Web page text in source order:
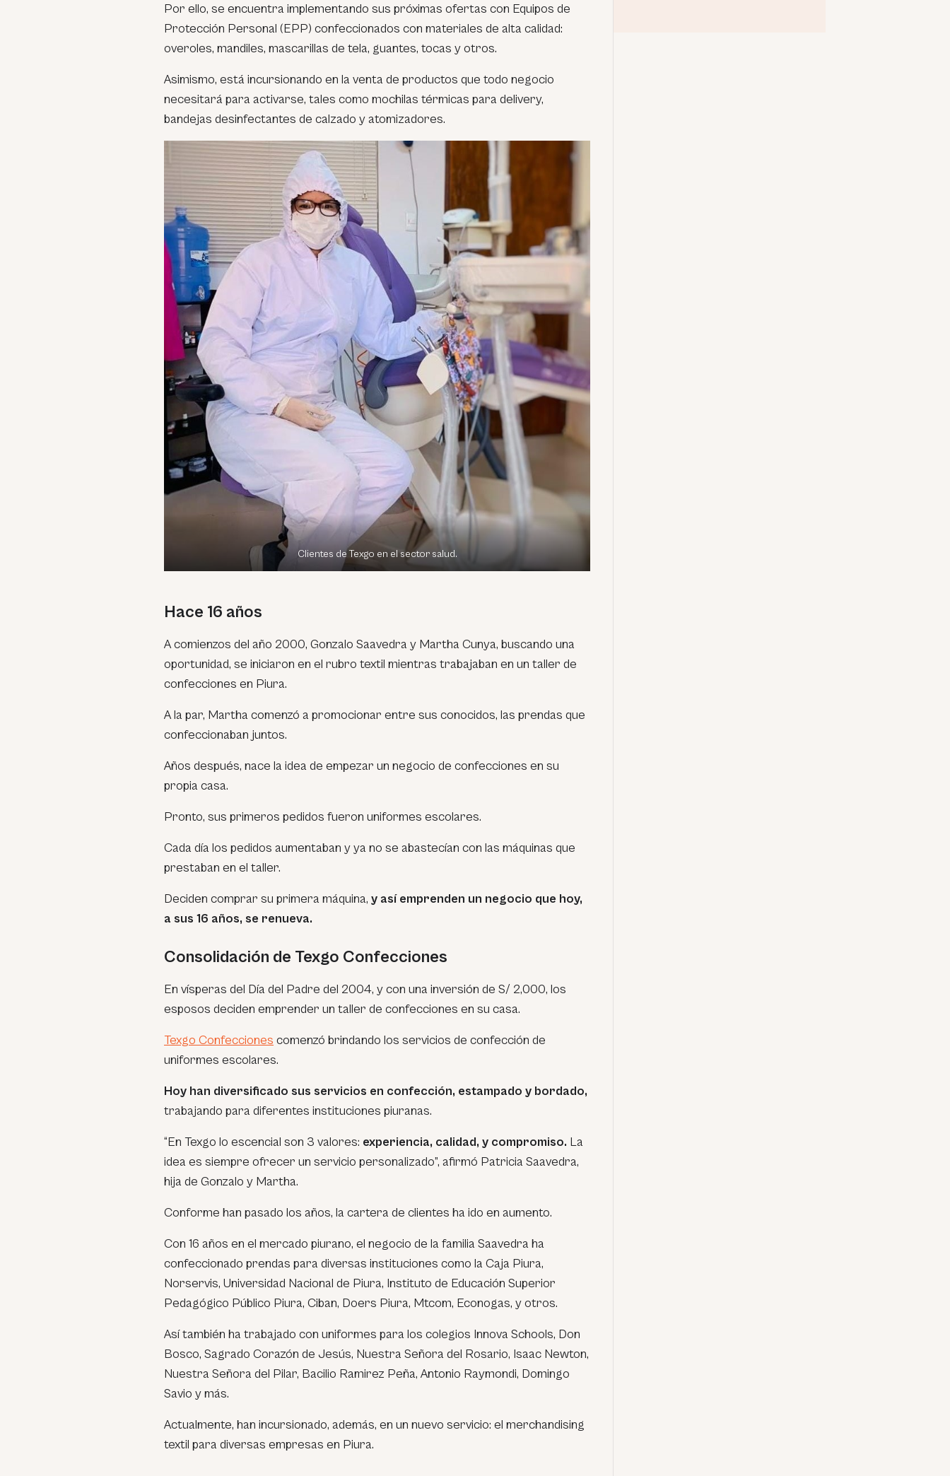
Por ello, se encuentra implementando sus próximas ofertas con Equipos de
Protección Personal (EPP) confeccionados con materiales de alta calidad:
overoles, mandiles, mascarillas de tela, guantes, tocas y otros.
Asimismo, está incursionando en la venta de productos que todo negocio
necesitará para activarse, tales como mochilas térmicas para delivery,
bandejas desinfectantes de calzado y atomizadores.
Clientes de Texgo en el sector salud.
Hace 16 años
A comienzos del año 2000, Gonzalo Saavedra y Martha Cunya, buscando una
oportunidad, se iniciaron en el rubro textil mientras trabajaban en un taller de
confecciones en Piura.
A la par, Martha comenzó a promocionar entre sus conocidos, las prendas que
confeccionaban juntos.
Años después, nace la idea de empezar un negocio de confecciones en su
propia casa.
Pronto, sus primeros pedidos fueron uniformes escolares.
Cada día los pedidos aumentaban y ya no se abastecían con las máquinas que
prestaban en el taller.
Deciden comprar su primera máquina, y así emprenden un negocio que hoy,
a sus 16 años, se renueva.
Consolidación de Texgo Confecciones
En vísperas del Día del Padre del 2004, y con una inversión de S/ 2,000, los
esposos deciden emprender un taller de confecciones en su casa.
Texgo Confecciones comenzó brindando los servicios de confección de
uniformes escolares.
Hoy han diversificado sus servicios en confección, estampado y bordado,
trabajando para diferentes instituciones piuranas.
“En Texgo lo escencial son 3 valores: experiencia, calidad, y compromiso. La
idea es siempre ofrecer un servicio personalizado”, afirmó Patricia Saavedra,
hija de Gonzalo y Martha.
Conforme han pasado los años, la cartera de clientes ha ido en aumento.
Con 16 años en el mercado piurano, el negocio de la familia Saavedra ha
confeccionado prendas para diversas instituciones como la Caja Piura,
Norservis, Universidad Nacional de Piura, Instituto de Educación Superior
Pedagógico Público Piura, Ciban, Doers Piura, Mtcom, Econogas, y otros.
Así también ha trabajado con uniformes para los colegios Innova Schools, Don
Bosco, Sagrado Corazón de Jesús, Nuestra Señora del Rosario, Isaac Newton,
Nuestra Señora del Pilar, Bacilio Ramirez Peña, Antonio Raymondi, Domingo
Savio y más.
Actualmente, han incursionado, además, en un nuevo servicio: el merchandising
textil para diversas empresas en Piura.